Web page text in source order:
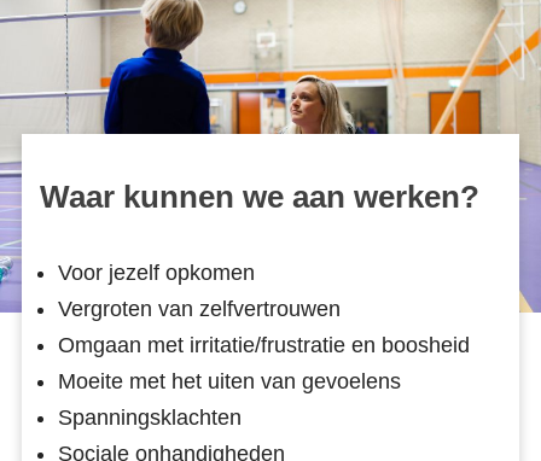
Waar kunnen we aan werken?
Voor jezelf opkomen
Vergroten van zelfvertrouwen
Omgaan met irritatie/frustratie en boosheid
Moeite met het uiten van gevoelens
Spanningsklachten
Sociale onhandigheden